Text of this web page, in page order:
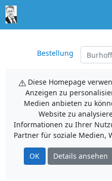
Bestellung
Diese Homepage
Anzeigen zu
Medien anbieten zu
Website zu
Informationen zu Ihrer
Partner für soziale Medien,
OK Details ansehen